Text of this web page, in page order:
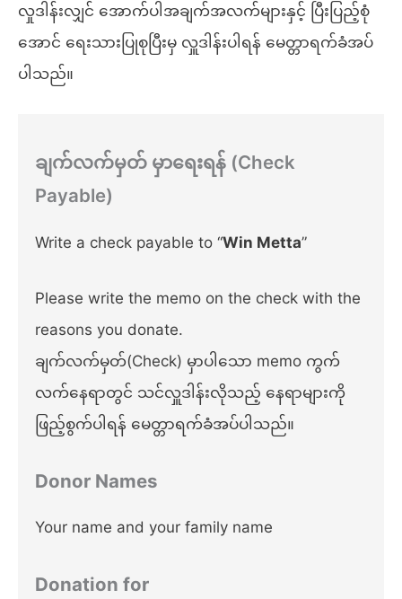
လှုဒါန်းလျှင် အောက်ပါအချက်အလက်များနှင့် ပြီးပြည့်စုံ
အောင် ရေးသားပြုစုပြီးမှ လှူဒါန်းပါရန် မေတ္တာရက်ခံအပ်
ပါသည်။
ချက်လက်မှတ် မှာရေးရန် (Check
Payable)
Write a check payable to “Win Metta”
Please write the memo on the check with the
reasons you donate.
ချက်လက်မှတ်(Check) မှာပါသော memo ကွက်
လက်နေရာတွင် သင်လှူဒါန်းလိုသည့် နေရာများကို
ဖြည့်စွက်ပါရန် မေတ္တာရက်ခံအပ်ပါသည်။
Donor Names
Your name and your family name
Donation for